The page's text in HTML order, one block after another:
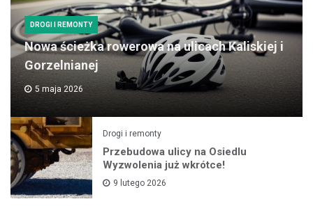
DROGI I REMONTY
Nowa ścieżka rowerowa na ulicach Kaliskiej i
Gorzelnianej
5 maja 2026
Drogi i remonty
Przebudowa ulicy na Osiedlu
Wyzwolenia już wkrótce!
9 lutego 2026